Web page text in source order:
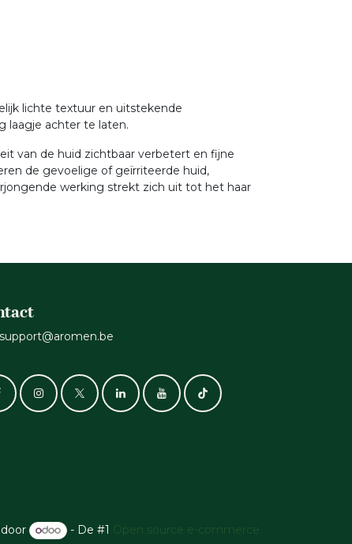
lichte textuur en uitstekende
laagje achter te laten.
van de huid zichtbaar verbetert en fijne
de gevoelige of geïrriteerde huid,
werking strekt zich uit tot het haar
support@aromen.be
- De #1 Open source e-commerce